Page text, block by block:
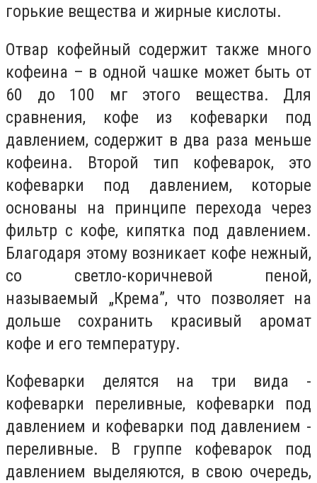
горькие вещества и жирные кислоты.
Отвар кофейный содержит также много
кофеина – в одной чашке может быть от
60 до 100 мг этого вещества. Для
сравнения, кофе из кофеварки под
давлением, содержит в два раза меньше
кофеина. Второй тип кофеварок, это
кофеварки под давлением, которые
основаны на принципе перехода через
фильтр с кофе, кипятка под давлением.
Благодаря этому возникает кофе нежный,
со светло-коричневой пеной,
называемый „Крема”, что позволяет на
дольше сохранить красивый аромат
кофе и его температуру.
Кофеварки делятся на три вида -
кофеварки переливные, кофеварки под
давлением и кофеварки под давлением -
переливные. В группе кофеварок под
давлением выделяются, в свою очередь,